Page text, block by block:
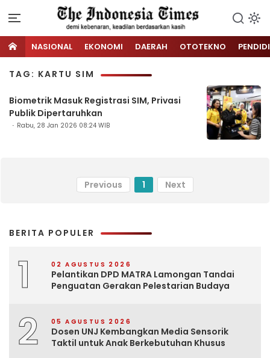
NASIONAL EKONOMI DAERAH OTOTEKNO
TAG: KARTU SIM
Biometrik Masuk Registrasi SIM, Privasi
Publik Dipertaruhkan
Rabu, 28 Jan 2026 08:24 WIB
Previous 1 Next
BERITA POPULER
1 02 AGUSTUS 2026
Pelantikan DPD MATRA Lamongan Tandai
Penguatan Gerakan Pelestarian Budaya
2 05 AGUSTUS 2026
Dosen UNJ Kembangkan Media Sensorik
Taktil untuk Anak Berkebutuhan Khusus